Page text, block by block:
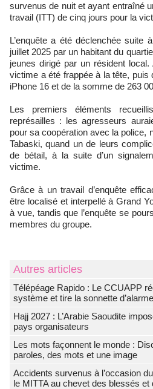
survenus de nuit et ayant entraîné
travail (ITT) de cinq jours pour la
L’enquête a été déclenchée suite
juillet 2025 par un habitant du
jeunes dirigé par un résident
victime a été frappée à la tête, puis
iPhone 16 et de la somme de 263
Les premiers éléments
représailles : les agresseurs
pour sa coopération avec la police,
Tabaski, quand un de leurs
de bétail, à la suite d’un
victime.
Grâce à un travail d’enquête
être localisé et interpellé à Grand
à vue, tandis que l’enquête se
membres du groupe.
Autres articles
Télépéage Rapido : Le CCUAPP
système et tire la sonnette
Hajj 2027 : L’Arabie Saoudite
pays organisateurs
Les mots façonnent le monde :
paroles, des mots et une image
Accidents survenus à l’occasion
le MITTA au chevet des blessés et